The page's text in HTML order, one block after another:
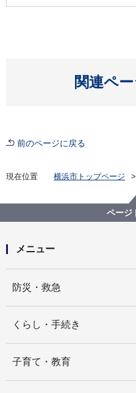
関連ペ
前のページに戻る
現在位置 横浜市トップページ
神
（１）沿岸部エリアページ
メニュー
防災・救急
くらし・手続き
子育て・教育